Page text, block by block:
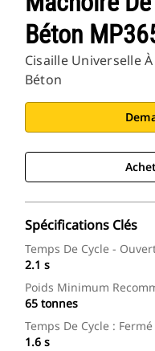
Béton
Cisaille Universelle
Béton
Spécifications Clés
Temps De Cycle -
2.1 s
Poids Minimum
65 tonnes
Temps De Cycle : Fermé
1.6 s